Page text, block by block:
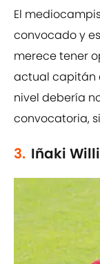
El
convocado y
merece tener
actual capitán
nivel debería
convocatoria,
3. Iñaki